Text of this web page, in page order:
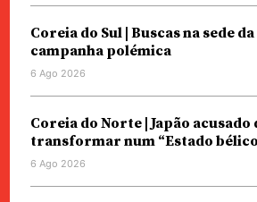
Coreia do Sul | Buscas na sede
campanha polémica
6 Ago 2026
Coreia do Norte | Japão acusado
transformar num “Estado
6 Ago 2026